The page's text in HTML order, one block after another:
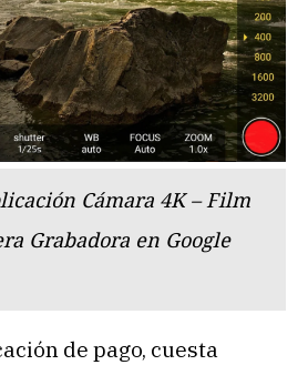
Cámara 4K – Film
Grabadora en Google
de pago, cuesta